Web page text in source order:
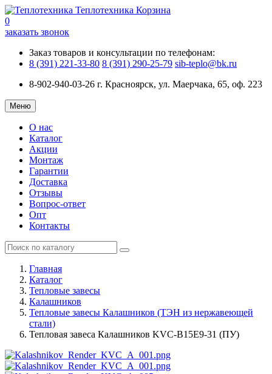
Теплотехника Корзина
0
заказать звонок
Заказ товаров и консультации по телефонам:
8 (391) 221-33-80 8 (391) 290-25-79 sib-teplo@bk.ru
8-902-940-03-26 г. Красноярск, ул. Маерчака, 65, оф. 223
Меню
О нас
Каталог
Акции
Монтаж
Гарантии
Доставка
Отзывы
Вопрос-ответ
Опт
Контакты
Главная
Каталог
Тепловые завесы
Калашников
Тепловые завесы Калашников (ТЭН из нержавеющей
стали)
Тепловая завеса Калашников KVC-B15E9-31 (ПУ)